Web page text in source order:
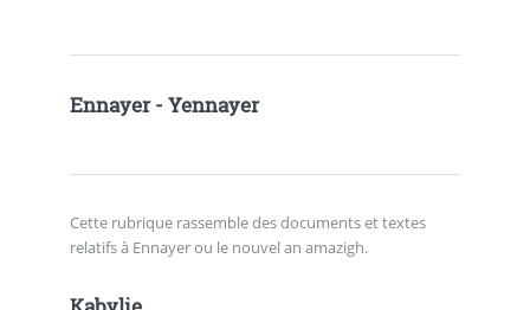
Ennayer - Yennayer
Cette rubrique rassemble des documents et textes
relatifs à Ennayer ou le nouvel an amazigh.